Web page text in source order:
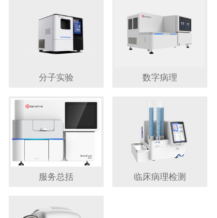
分子实验 数字病理
服务总括 临床病理检测